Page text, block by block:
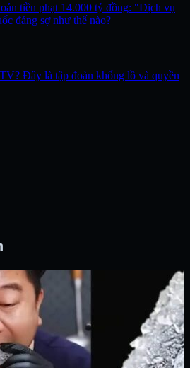
tiền phạt 14.000 tỷ đồng: "Dịch vụ
đáng sợ như thế nào?
Đây là tập đoàn khổng lồ và quyền